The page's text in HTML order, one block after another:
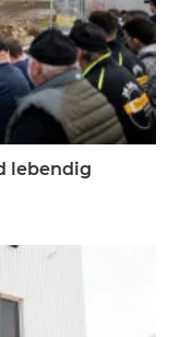
lebendig